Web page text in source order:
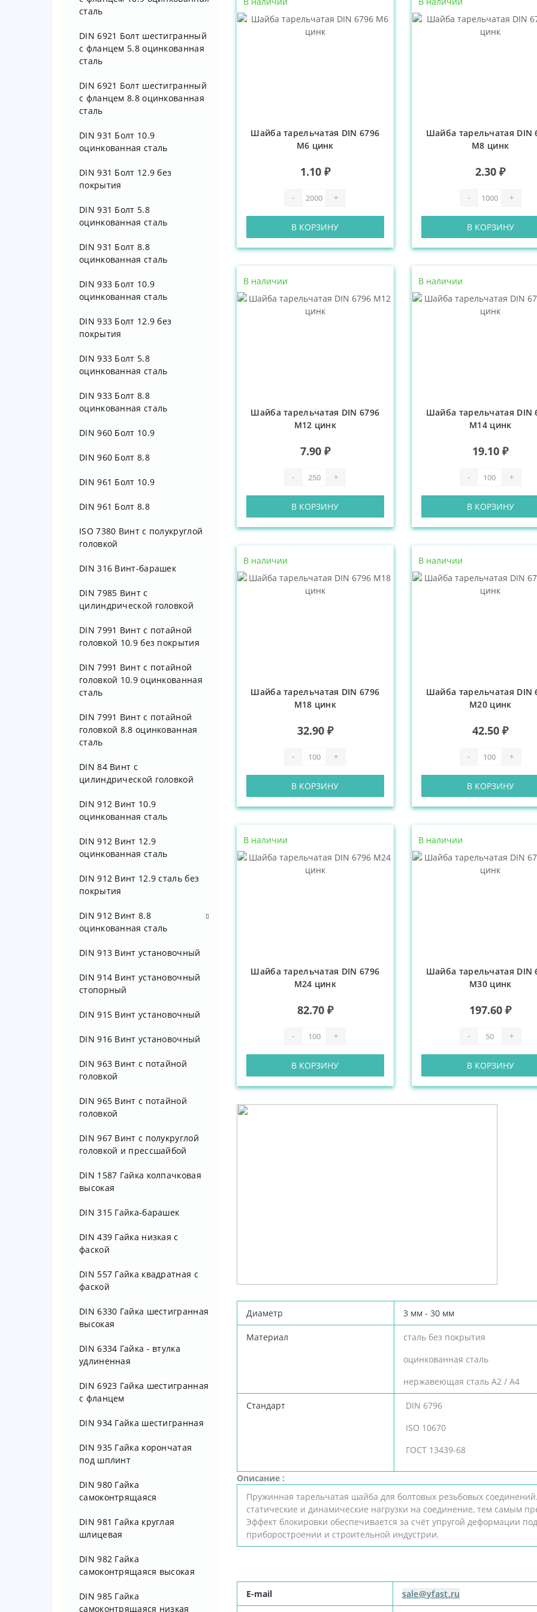
Клетевая гайка для
Серия Т 410 Гайка
цилиндрическая для лицевой
Серия 7100 /Серия 9100
Клетевая гайка J - образная
Серия 2100 / Серия 4100
Клетевая гайка для лицевой
Клетевая гайка для
Серия 10100 / Серия 76300
Серия 8100 Клетевой болт
Таблицы размеров клетевых
мебельная
сталь
DIN 6921 Болт шестигранный
с фланцем 5.8 оцинкованная
сталь
DIN 6921 Болт шестигранный
с фланцем 8.8 оцинкованная
сталь
DIN 931 Болт 10.9
оцинкованная сталь
DIN 931 Болт 12.9 без
покрытия
DIN 931 Болт 5.8
оцинкованная сталь
DIN 931 Болт 8.8
оцинкованная сталь
DIN 933 Болт 10.9
оцинкованная сталь
DIN 933 Болт 12.9 без
покрытия
DIN 933 Болт 5.8
оцинкованная сталь
DIN 933 Болт 8.8
оцинкованная сталь
DIN 960 Болт 10.9
DIN 960 Болт 8.8
DIN 961 Болт 10.9
DIN 961 Болт 8.8
ISO 7380 Винт с полукруглой
головкой
DIN 316 Винт-барашек
DIN 7985 Винт с
цилиндрической головкой
DIN 7991 Винт с потайной
головкой 10.9 без покрытия
DIN 7991 Винт с потайной
головкой 10.9 оцинкованная
сталь
DIN 7991 Винт с потайной
головкой 8.8 оцинкованная
сталь
DIN 84 Винт с
цилиндрической головкой
DIN 912 Винт 10.9
оцинкованная сталь
DIN 912 Винт 12.9
оцинкованная сталь
DIN 912 Винт 12.9 сталь без
покрытия
DIN 912 Винт 8.8
оцинкованная сталь
DIN 912 Винт М 3 8.8 цинк
DIN 912 Винт М 4 8.8 цинк
DIN 912 Винт М 5 8.8 цинк
DIN 912 Винт М 6 8.8 цинк
DIN 912 Винт М 8 8.8 цинк
DIN 912 Винт М 10 8.8 цинк
DIN 912 Винт М 14 8.8 цинк
DIN 912 Винт М 16 8.8 цинк
DIN 912 Винт М 20 8.8 цинк
DIN 912 Винт М 22 8.8 цинк
DIN 912 Винт М 24 8.8 цинк
DIN 912 Винт М 27 8.8 цинк
DIN 912 Винт М 30 8.8 цинк
DIN 913 Винт установочный
DIN 914 Винт установочный
стопорный
DIN 915 Винт установочный
DIN 916 Винт установочный
DIN 963 Винт с потайной
головкой
DIN 965 Винт с потайной
головкой
DIN 967 Винт с полукруглой
головкой и прессшайбой
DIN 1587 Гайка колпачковая
высокая
DIN 315 Гайка-барашек
DIN 439 Гайка низкая с
фаской
DIN 557 Гайка квадратная с
фаской
DIN 6330 Гайка шестигранная
высокая
DIN 6334 Гайка - втулка
удлиненная
DIN 6923 Гайка шестигранная
с фланцем
DIN 934 Гайка шестигранная
DIN 935 Гайка корончатая
под шплинт
DIN 980 Гайка
самоконтрящаяся
DIN 981 Гайка круглая
шлицевая
DIN 982 Гайка
самоконтрящаяся высокая
DIN 985 Гайка
самоконтрящаяся низкая
Шайба тарельчатая DIN 6796
М6 цинк
1.10 ₽
- +
В КОРЗИНУ
Шайба тарельчатая DIN
М8 цинк
2.30 ₽
- +
В КОРЗИНУ
В наличии
Шайба тарельчатая DIN 6796
М12 цинк
7.90 ₽
- +
В КОРЗИНУ
В наличии
Шайба тарельчатая DIN
М14 цинк
19.10 ₽
- +
В КОРЗИНУ
В наличии
Шайба тарельчатая DIN 6796
М18 цинк
32.90 ₽
- +
В КОРЗИНУ
В наличии
Шайба тарельчатая DIN
М20 цинк
42.50 ₽
- +
В КОРЗИНУ
В наличии
Шайба тарельчатая DIN 6796
М24 цинк
82.70 ₽
- +
В КОРЗИНУ
В наличии
Шайба тарельчатая DIN
М30 цинк
197.60 ₽
- +
В КОРЗИНУ
Диаметр 3 мм - 30 мм
Материал
сталь без покрытия
оцинкованная сталь
нержавеющая сталь А2 / А4
Стандарт
DIN 6796
ISO 10670
ГОСТ 13439-68
Описание :
Пружинная тарельчатая шайба для болтовых резьбовых
статические и динамические нагрузки на соединение, тем самым
Эффект блокировки обеспечивается за счёт упругой деформации
приборостроении и строительной индустрии.
E-mail sale@yfast.ru